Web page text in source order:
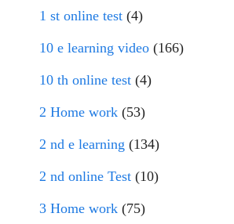
1 st online test (4)
10 e learning video (166)
10 th online test (4)
2 Home work (53)
2 nd e learning (134)
2 nd online Test (10)
3 Home work (75)